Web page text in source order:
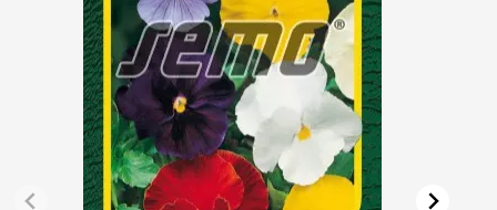
Vánoční stromky v květináčích a řezané